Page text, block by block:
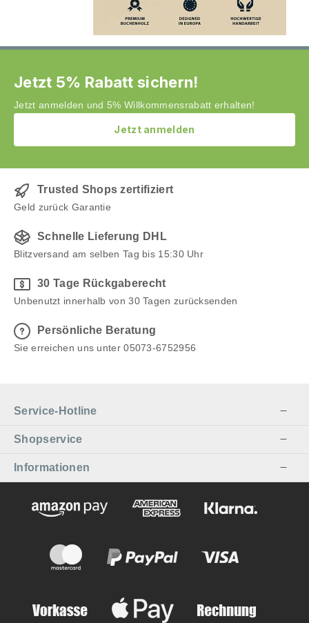
Jetzt 5% Rabatt sichern!
Jetzt anmelden und 5% Willkommensrabatt erhalten!
Jetzt anmelden
Trusted Shops zertifiziert
Geld zurück Garantie
Schnelle Lieferung DHL
Blitzversand am selben Tag bis 15:30 Uhr
30 Tage Rückgaberecht
Unbenutzt innerhalb von 30 Tagen zurücksenden
Persönliche Beratung
Sie erreichen uns unter 05073-6752956
Service-Hotline
Shopservice
Informationen